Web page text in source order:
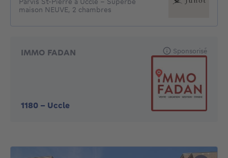
maison NEUVE, 2 chambres
IMMO FADAN
1180 - Uccle
Sponsorisé